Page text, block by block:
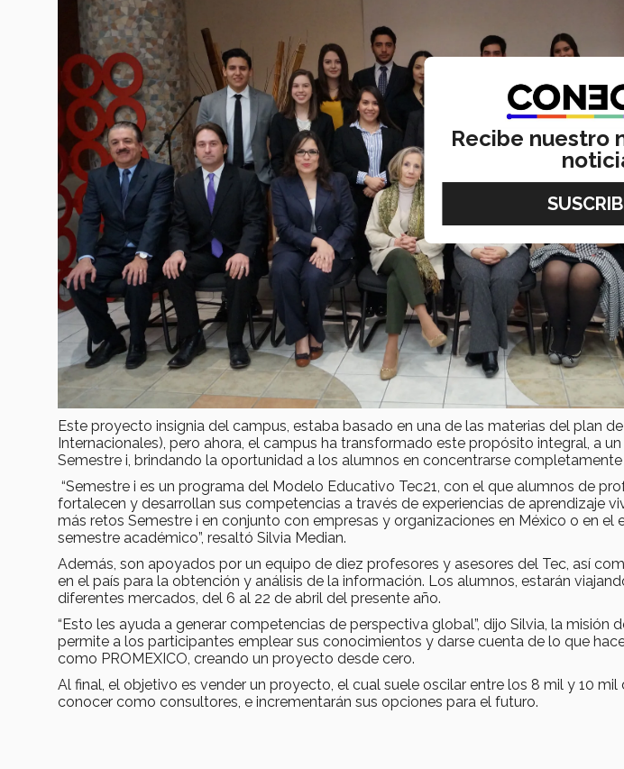
Este proyecto insignia del campus, estaba basado en una de las materias del plan
Internacionales), pero ahora, el campus ha transformado este propósito integral, a
Semestre i, brindando la oportunidad a los alumnos en concentrarse
“Semestre i es un programa del Modelo Educativo Tec21, con el que alumnos de
fortalecen y desarrollan sus competencias a través de experiencias de aprendizaje
más retos Semestre i en conjunto con empresas y organizaciones en México o en el
semestre académico”, resaltó Silvia Median.
Además, son apoyados por un equipo de diez profesores y asesores del Tec, así
en el país para la obtención y análisis de la información. Los alumnos, estarán
diferentes mercados, del 6 al 22 de abril del presente año.
“Esto les ayuda a generar competencias de perspectiva global”, dijo Silvia, la misión
permite a los participantes emplear sus conocimientos y darse cuenta de lo que
como PROMEXICO, creando un proyecto desde cero.
Al final, el objetivo es vender un proyecto, el cual suele oscilar entre los 8 mil y 10
conocer como consultores, e incrementarán sus opciones para el futuro.
Recibe nuestro